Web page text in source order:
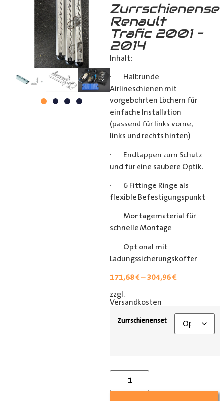
Renault
Trafic 2001 –
2014
Inhalt:
· Halbrunde
Airlineschienen mit
vorgebohrten Löchern für
einfache Installation
(passend für links vorne,
links und rechts hinten)
· Endkappen zum Schutz
und für eine saubere Optik.
· 6 Fittinge Ringe als
flexible Befestigungspunkt
· Montagematerial für
schnelle Montage
· Optional mit
Ladungssicherungskoffer
171,68€–304,96€
zzgl.
Versandkosten
Zurrschienenset